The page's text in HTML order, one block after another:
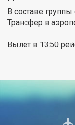
В составе
Трансфер в
Вылет в 13:50